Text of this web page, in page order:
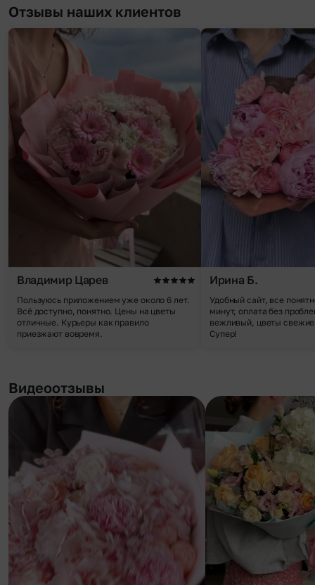
Отзывы наших клиентов
Владимир Царев
Пользуюсь приложением уже около 6 лет.
Всё доступно, понятно. Цены на цветы
отличные. Курьеры как правило
приезжают вовремя.
Ирина Б.
Удобный сайт, все
минут, оплата без
вежливый, цветы
Супер!
Видеоотзывы